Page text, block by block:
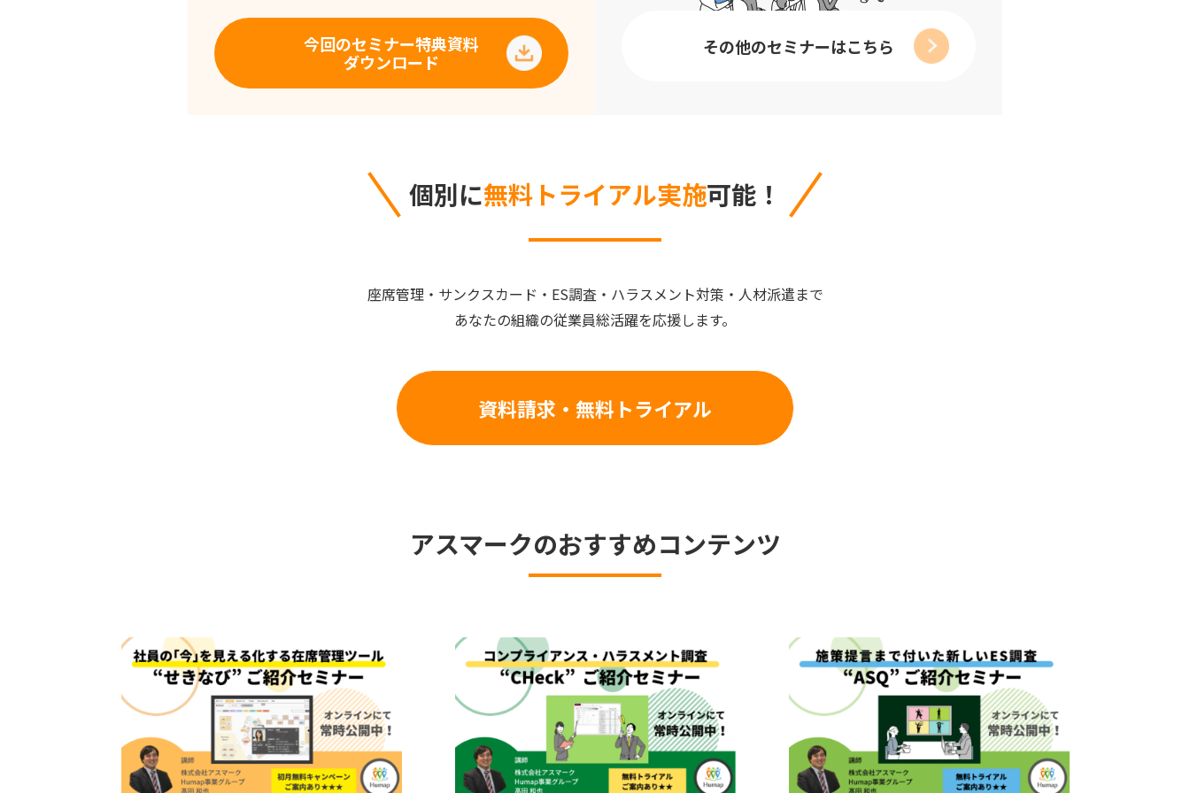
今回のセミナー特典資料
ダウンロード
その他のセミナーはこちら
個別に無料トライアル実施可能！
座席管理・サンクスカード・ES調査・ハラスメント対策・人材派遣まで
あなたの組織の従業員総活躍を応援します。
資料請求・無料トライアル
アスマークのおすすめコンテンツ